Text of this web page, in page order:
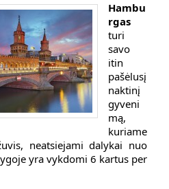
Hambu
rgas
turi
savo
itin
pašėlusį
naktinį
gyveni
mą,
kuriame
neatsiejami dalykai nuo
yra vykdomi 6 kartus per